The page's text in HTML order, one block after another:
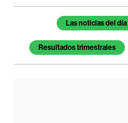
Temas de este artículo
Las noticias del día
Resultados trimestrales